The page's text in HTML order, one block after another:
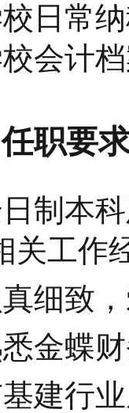
日常
会计
职要
制本
关工作
细致
金蝶
建行